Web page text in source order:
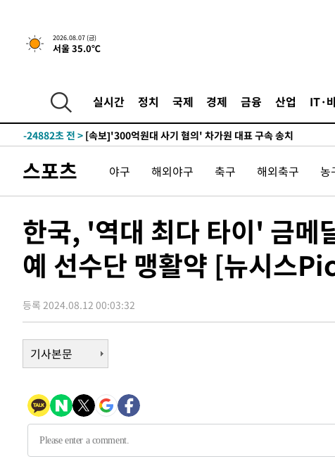
2026.08.07 (금)
서울 35.0℃
실시간 정치 국제 경제 금융 산업 IT·
-7968초 전 >[속보] 뉴욕증시, 일제 하락 마감…나스닥 0.06%↓
-32006초 전 >[속보] 7월 중국 수출 23.9%↑ 수입 27.5%↑…무역총액
-29032초 전 >
[속보]종합특검, '관저이전 봐주기 감사' 유병호 구속기소
-25632초 전 >
-24882초 전 > [속보]'300억원대 사기 혐의' 차가원 대표 구속 송치
-22589초 전 >
[속보]경찰·노동부, HL만도 평택사업장 끼임 사망 관련 압수수
-22470초 전 >[속보]합수본, '투표율 허위 입력' 중앙·서울·경기도 선관위
-22021초 전 >
[속보]삼성전자·SK하이닉스 동반 강보합…1%대 상승 출발
-22007초 전 >
[속보]코스닥, 5.95포인트(0.74%) 상승한 807.62개장
-21975초 전 >[속보]코스피, 6300선 재탈환…1.09% 오른 6365.07 개장
태
-18438초 전 >입추에도 극한더위…서울 낮 39도 '폭염중대경보'
례 큰 폭발음
-12117초 전 >
[속보]美, 폴리실리콘 수입 규제…파생제품 15% 관세, 120일
발효
-10268초 전 >[속보]트럼프, 美 원정출산 금지 행정명령 서명
-7968초 전 > [속보] 뉴욕증시, 일제 하락 마감…나스닥 0.06%↓
-32006초 전 >[속보] 7월 중국 수출 23.9%↑ 수입 27.5%↑…무역총액
25.3%↑
스포츠 야구 해외야구 축구 해외축구 농
한국, '역대 최다 타이' 금
예 선수단 맹활약 [뉴시스
등록 2024.08.12 00:03:32
기사본문